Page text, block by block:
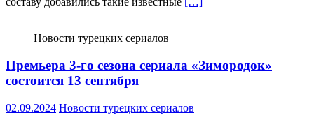
Новости турецких сериалов
Премьера 3-го сезона сериала «Зимородок»
состоится 13 сентября
02.09.2024 Новости турецких сериалов